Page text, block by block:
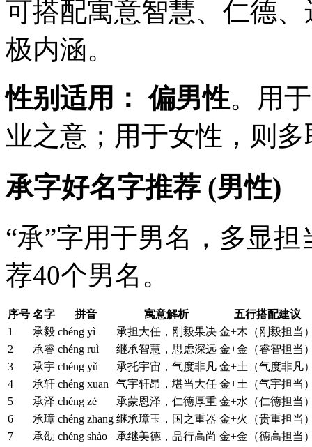
可搭配寓意智慧、仁德
极内涵。
性别适用： 偏男性。用
业之意；用于女性，则
承字好名字推荐 (男性)
“承”字用于男名，多显
荐40个男名。
序号 名字 拼音 寓意解析
五行搭配建议
1
承毅 chéng yì 承担大任，刚毅果决 金+木（刚毅担当
2
承睿 chéng ruì 继承智慧，思虑深远 金+金（睿智担当
3
承宇 chéng yǔ 承托宇宙，气度非凡 金+土（气度非凡
4
承轩 chéng xuān 气宇轩昂，堪当大任 金+土（气宇担当
5
承泽 chéng zé 承蒙恩泽，仁德厚重 金+水（仁德担当
6
承璋 chéng zhāng 继承璋玉，国之重器 金+火（贵重担当
7
承劭 chéng shào 承继美德，品行高尚 金+金（德高担当